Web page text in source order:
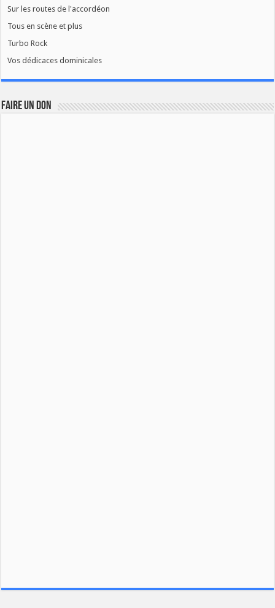
Sur les routes de l'accordéon
Tous en scène et plus
Turbo Rock
Vos dédicaces dominicales
FAIRE UN DON